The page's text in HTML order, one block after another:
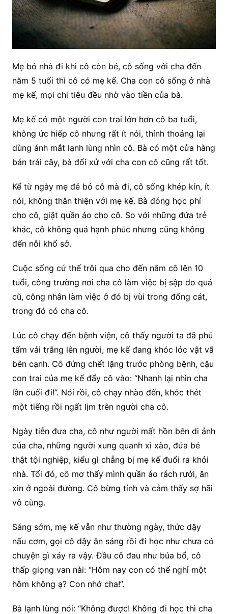
Mẹ bỏ nhà đi khi cô còn bé, cô sống với cha đến
năm 5 tuổi thì cô có mẹ kế. Cha con cô sống ở nhà
mẹ kế, mọi chi tiêu đều nhờ vào tiền của bà.
Mẹ kế có một người con trai lớn hơn cô ba tuổi,
không ức hiếp cô nhưng rất ít nói, thỉnh thoảng lại
dùng ánh mắt lạnh lùng nhìn cô. Bà có một cửa hàng
bán trái cây, bà đối xử với cha con cô cũng rất tốt.
Kể từ ngày mẹ đẻ bỏ cô mà đi, cô sống khép kín, ít
nói, không thân thiện với mẹ kế. Bà đóng học phí
cho cô, giặt quần áo cho cô. So với những đứa trẻ
khác, cô không quá hạnh phúc nhưng cũng không
đến nỗi khổ sở.
Cuộc sống cứ thế trôi qua cho đến năm cô lên 10
tuổi, công trường nơi cha cô làm việc bị sập do quá
cũ, công nhân làm việc ở đó bị vùi trong đống cát,
trong đó có cha cô.
Lúc cô chạy đến bệnh viện, cô thấy người ta đã phủ
tấm vải trắng lên người, mẹ kế đang khóc lóc vật vã
bên cạnh. Cô đứng chết lặng trước phòng bệnh, cậu
con trai của mẹ kế đẩy cô vào: “Nhanh lại nhìn cha
lần cuối đi!”. Nói rồi, cô chạy nhào đến, khóc thét
một tiếng rồi ngất lịm trên người cha cô.
Ngày tiễn đưa cha, cô như người mất hồn bên di ảnh
của cha, những người xung quanh xì xào, đứa bé
thật tội nghiệp, kiểu gì chẳng bị mẹ kế đuổi ra khỏi
nhà. Tối đó, cô mơ thấy mình quần áo rách rưới, ăn
xin ở ngoài đường. Cô bừng tỉnh và cảm thấy sợ hãi
vô cùng.
Sáng sớm, mẹ kế vẫn như thường ngày, thức dậy
nấu cơm, gọi cô dậy ăn sáng rồi đi học như chưa có
chuyện gì xảy ra vậy. Đầu cô đau như búa bổ, cô
thấp giọng van nài: “Hôm nay con có thể nghỉ một
hôm không ạ? Con nhớ cha!”.
Bà lạnh lùng nói: “Không được! Không đi học thì cha